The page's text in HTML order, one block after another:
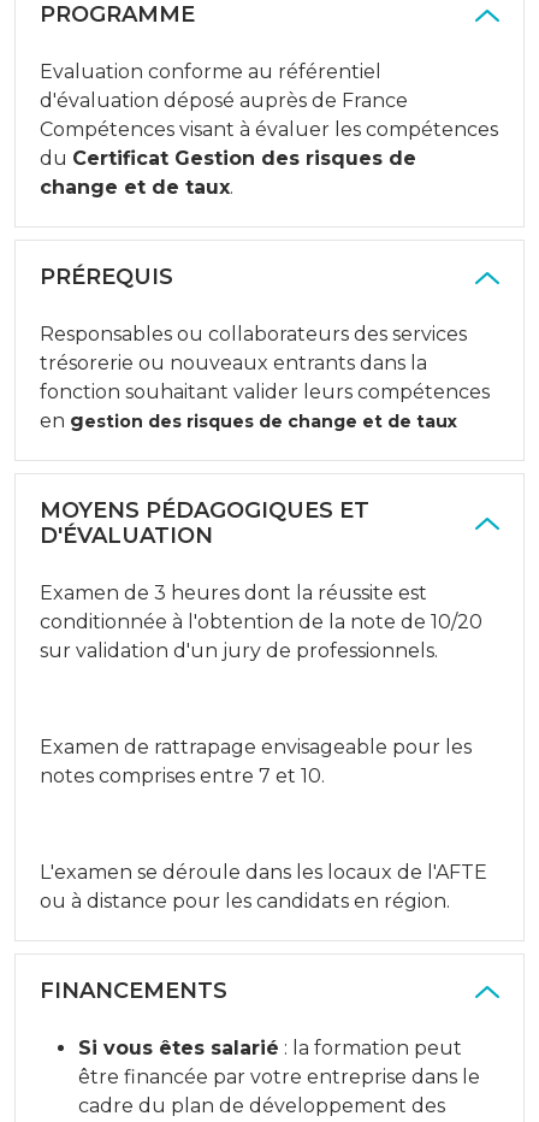
PROGRAMME
Evaluation conforme au référentiel
d'évaluation déposé auprès de France
Compétences visant à évaluer les compétences
du Certificat Gestion des risques de
change et de taux.
PRÉREQUIS
Responsables ou collaborateurs des services
trésorerie ou nouveaux entrants dans la
fonction souhaitant valider leurs compétences
en gestion des risques de change et de taux
MOYENS PÉDAGOGIQUES ET
D'ÉVALUATION
Examen de 3 heures dont la réussite est
conditionnée à l'obtention de la note de 10/20
sur validation d'un jury de professionnels.
Examen de rattrapage envisageable pour les
notes comprises entre 7 et 10.
L'examen se déroule dans les locaux de l'AFTE
ou à distance pour les candidats en région.
FINANCEMENTS
Si vous êtes salarié : la formation peut
être financée par votre entreprise dans le
cadre du plan de développement des